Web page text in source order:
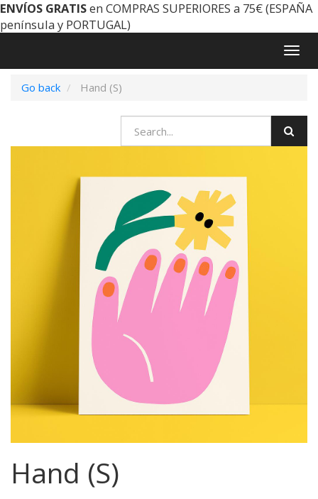
ENVÍOS GRATISen COMPRAS SUPERIORES a 75€ (ESPAÑA
península y PORTUGAL)
Go back
Hand (S)
Hand (S)